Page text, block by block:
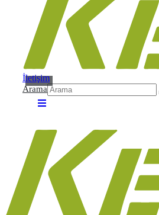
İletişim
Arama